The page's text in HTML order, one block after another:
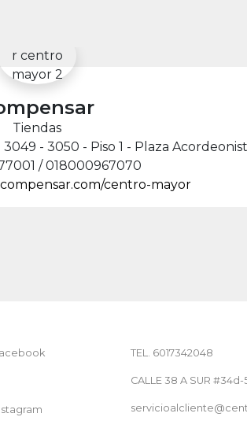
Tiendas
- 3049 - 3050 - Piso 1 - Plaza
/ 018000967070
centro-mayor
TEL. 6017342048
CALLE 38 A SUR #34d-